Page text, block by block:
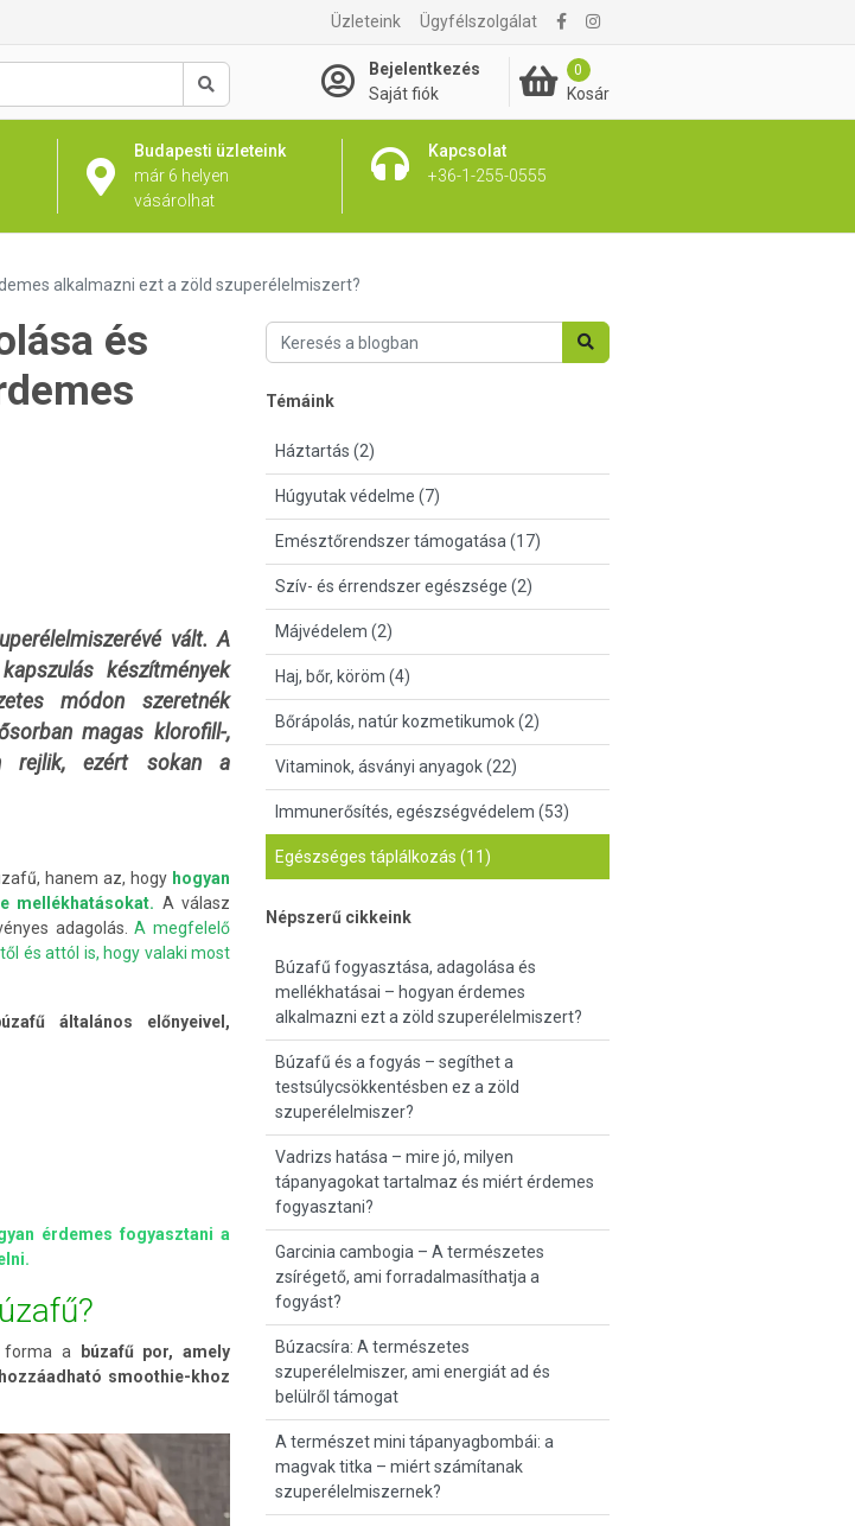
Üzleteink Ügyfélszolgálat
Keresés
Bejelentkezés
Saját fiók
0
Kosár
Budapesti üzleteink
már 6 helyen
vásárolhat
Kapcsolat
+36-1-255-0555
alkalmazni ezt a zöld szuperélelmiszert?
és
vált. A
készítmények
módon szeretnék
magas klorofill-,
rejlik, ezért sokan a
hanem az, hogy hogyan
mellékhatásokat. A válasz
adagolás.A megfelelő
és attól is, hogy valaki most
általános előnyeivel,
érdemes fogyasztani a
forma a
búzafű por, amely
smoothie-khoz
Témáink
Háztartás (2)
Húgyutak védelme (7)
Emésztőrendszer támogatása (17)
Szív- és érrendszer egészsége (2)
Májvédelem (2)
Haj, bőr, köröm (4)
Bőrápolás, natúr kozmetikumok (2)
Vitaminok, ásványi anyagok (22)
Immunerősítés, egészségvédelem (53)
Egészséges táplálkozás (11)
Népszerű cikkeink
Búzafű fogyasztása, adagolása és
mellékhatásai – hogyan érdemes
alkalmazni ezt a zöld szuperélelmiszert?
Búzafű és a fogyás – segíthet a
testsúlycsökkentésben ez a zöld
szuperélelmiszer?
Vadrizs hatása – mire jó, milyen
tápanyagokat tartalmaz és miért érdemes
fogyasztani?
Garcinia cambogia – A természetes
zsírégető, ami forradalmasíthatja a
fogyást?
Búzacsíra: A természetes
szuperélelmiszer, ami energiát ad és
belülről támogat
A természet mini tápanyagbombái: a
magvak titka – miért számítanak
szuperélelmiszernek?